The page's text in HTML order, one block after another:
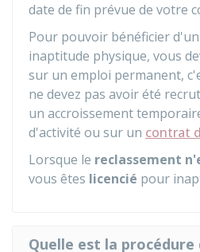
date de fin prévue de votre
Pour pouvoir bénéficier
inaptitude physique, vous
sur un emploi permanent,
ne devez pas avoir été
un accroissement
d'activité ou sur un contrat
Lorsque le reclassement
vous êtes licencié pour
Quelle est la procédure